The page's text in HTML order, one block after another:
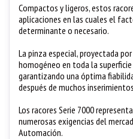
Compactos y ligeros, estos
aplicaciones en las cuales el
determinante o necesario.
La pinza especial, proyectada
homogéneo en toda la
garantizando una óptima
después de muchos
Los racores Serie 7000
numerosas exigencias del
Automación.